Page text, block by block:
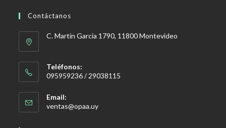
Contáctanos
C. Martín García 1790, 11800 Montevideo
Teléfonos:
095959236 / 29038115
Email:
ventas@opaa.uySe